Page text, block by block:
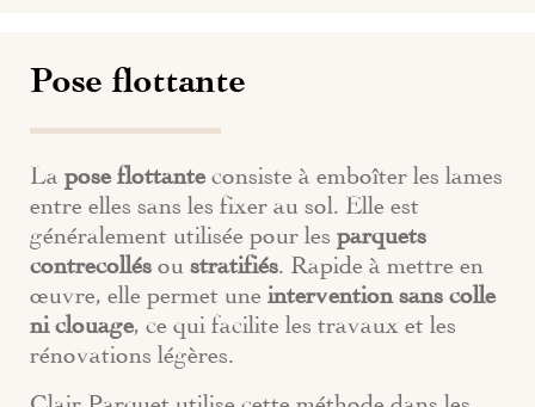
Pose flottante
La pose flottante consiste à emboîter les lames
entre elles sans les fixer au sol. Elle est
généralement utilisée pour les parquets
contrecollés ou stratifiés . Rapide à mettre en
œuvre, elle permet une intervention sans colle
ni clouage , ce qui facilite les travaux et les
rénovations légères.
Clair Parquet utilise cette méthode dans les